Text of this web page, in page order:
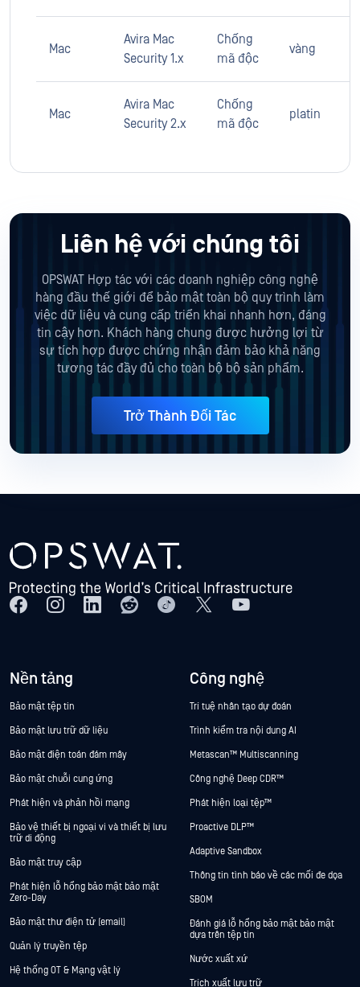
Mac
Avira Mac
Security 1.x
Chống
mã độc
vàng
Mac
Avira Mac
Security 2.x
Chống
mã độc
platin
Liên hệ với chúng tôi
OPSWAT Hợp tác với các doanh nghiệp công nghệ
hàng đầu thế giới để bảo mật toàn bộ quy trình làm
việc dữ liệu và cung cấp triển khai nhanh hơn, đáng
tin cậy hơn. Khách hàng chung được hưởng lợi từ
sự tích hợp được chứng nhận đảm bảo khả năng
tương tác đầy đủ cho toàn bộ bộ sản phẩm.
Trở Thành Đối Tác
Nền tảng
Bảo mật tệp tin
Bảo mật lưu trữ dữ liệu
Bảo mật điện toán đám mây
Bảo mật chuỗi cung ứng
Phát hiện và phản hồi mạng
Bảo vệ thiết bị ngoại vi và thiết bị lưu
trữ di động
Bảo mật truy cập
Phát hiện lỗ hổng bảo mật bảo mật
Zero-Day
Bảo mật thư điện tử (email)
Quản lý truyền tệp
Hệ thống OT & Mạng vật lý
Công nghệ
Trí tuệ nhân tạo dự đoán
Trình kiểm tra nội dung AI
Metascan™ Multiscanning
Công nghệ Deep CDR™
Phát hiện loại tệp™
Proactive DLP™
Adaptive Sandbox
Thông tin tình báo về các mối đe dọa
SBOM
Đánh giá lỗ hổng bảo mật bảo mật
dựa trên tệp tin
Nước xuất xứ
Trích xuất lưu trữ